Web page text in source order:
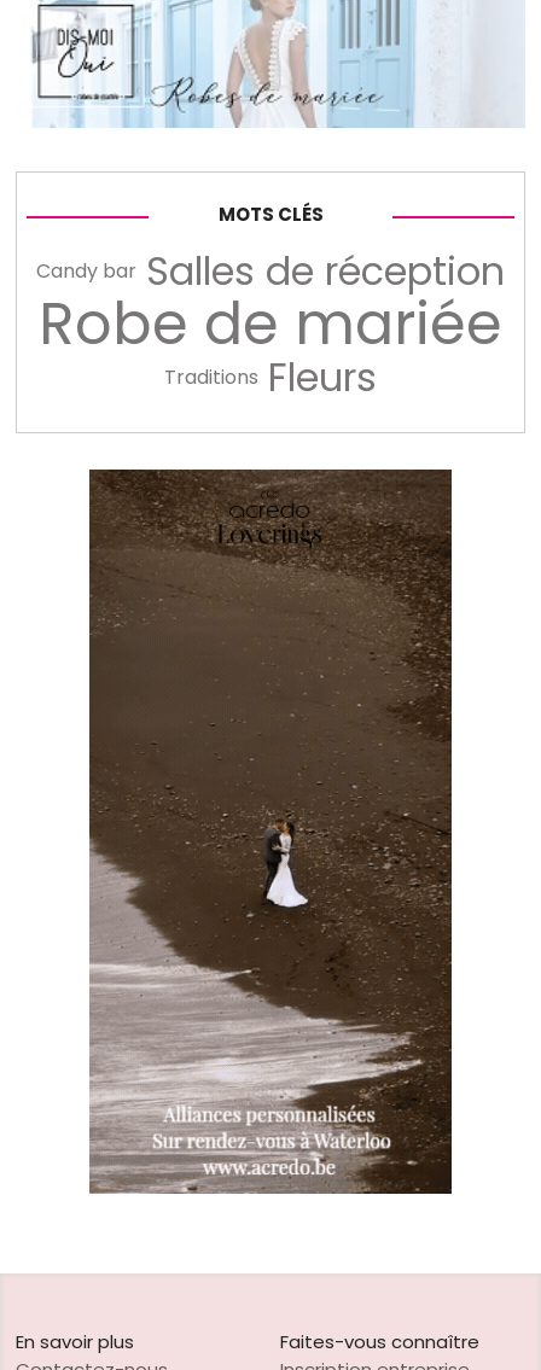
MOTS CLÉS
Candy bar Salles de réception
Robe de mariée
Traditions Fleurs
En savoir plus
Faites-vous connaître